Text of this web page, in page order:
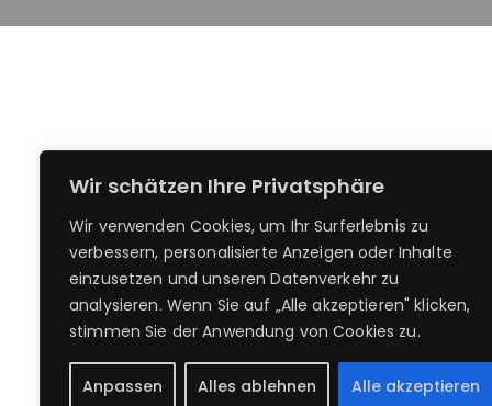
Wir schätzen Ihre Privatsphäre
Wir verwenden Cookies, um Ihr Surferlebnis zu
verbessern, personalisierte Anzeigen oder Inhalte
einzusetzen und unseren Datenverkehr zu
analysieren. Wenn Sie auf „Alle akzeptieren" klicken,
stimmen Sie der Anwendung von Cookies zu.
Anpassen Alles ablehnen Alle akzeptieren